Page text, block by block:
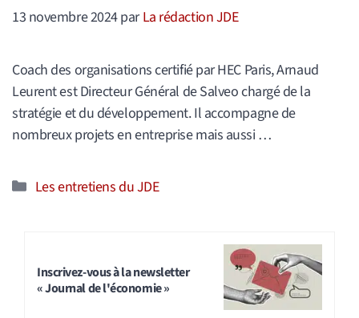
13 novembre 2024parLa rédaction JDE
Coach des organisations certifié par HEC Paris, Arnaud
Leurent est Directeur Général de Salveo chargé de la
stratégie et du développement. Il accompagne de
nombreux projets en entreprise mais aussi …
Catégories
Les entretiens du JDE
Inscrivez-vous à la newsletter
« Journal de l'économie »